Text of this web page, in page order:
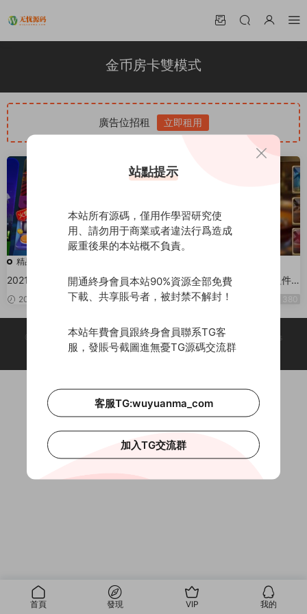
金币房卡雙模式
廣告位招租 立即租用
精品源碼
2021更新陌陌麒麟娛樂棋牌修複
版+金币房卡雙模式+雙端APP俱
樂部+全民推廣
2021-10-27 280
【福利源碼】最新微局娛樂組件
秒殺牛大亨牛友彙戰鬥牛 金币房
2020-03-30 380
© 2018-2026 Theme by - 無憂源碼 & Wuyuanma.Com Theme. All rights
reserved
首頁 發現 VIP 我的
站點提示
本站所有源碼，僅用作學習研究使
用、請勿用于商業或者違法行爲造成
嚴重後果的本站概不負責。
開通終身會員本站90%資源全部免費
下載、共享賬号者，被封禁不解封！
本站年費會員跟終身會員聯系TG客
服，發賬号截圖進無憂TG源碼交流群
客服TG:wuyuanma_com
加入TG交流群